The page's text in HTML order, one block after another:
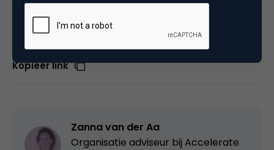
Kopieer link
Zanna van der Aa
Organisatie adviseur bij Accelerate